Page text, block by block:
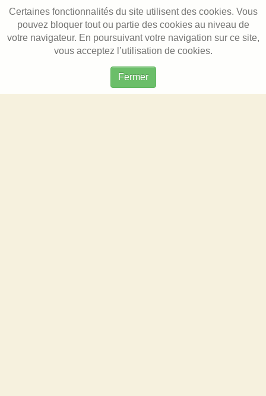
Certaines fonctionnalités du site utilisent des cookies. Vous
pouvez bloquer tout ou partie des cookies au niveau de
votre navigateur. En poursuivant votre navigation sur ce site,
vous acceptez l’utilisation de cookies.
Fermer